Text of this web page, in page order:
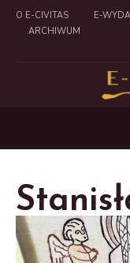
O E-CIVITAS
E-
ARCHIWUM